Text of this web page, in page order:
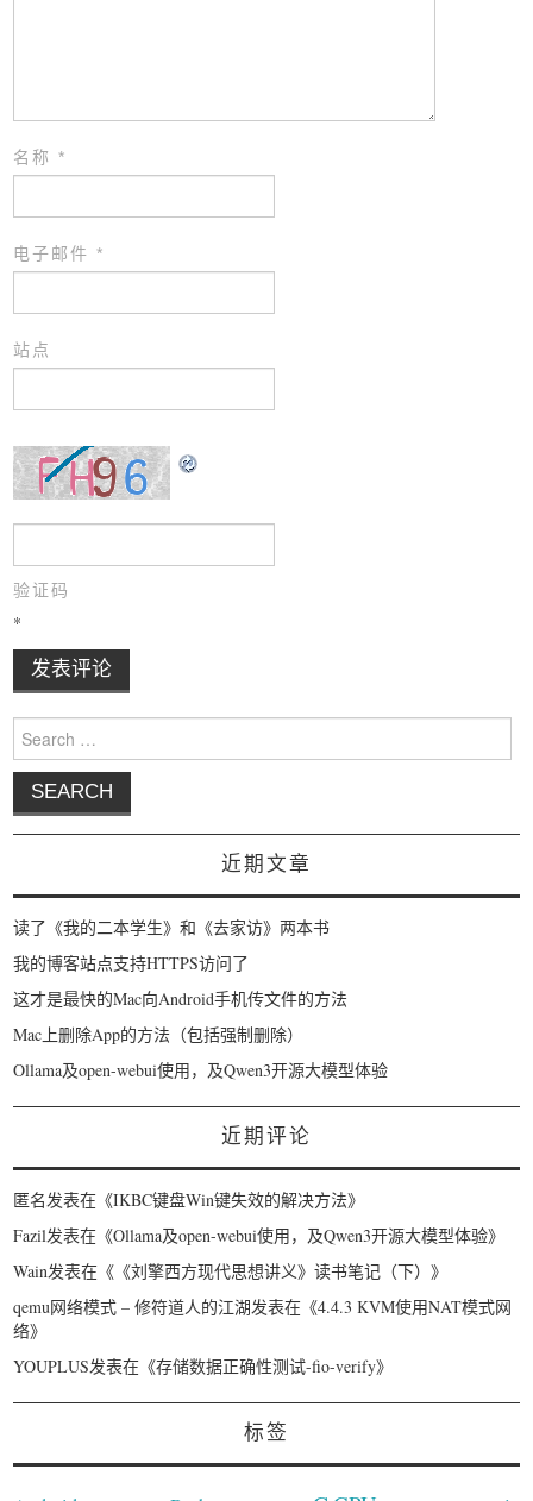
名称*
电子邮件*
站点
验证码
*
Search for:
近期文章
读了《我的二本学生》和《去家访》两本书
我的博客站点支持HTTPS访问了
这才是最快的Mac向Android手机传文件的方法
Mac上删除App的方法（包括强制删除）
Ollama及open-webui使用，及Qwen3开源大模型体验
近期评论
匿名发表在《IKBC键盘Win键失效的解决方法》
Fazil发表在《Ollama及open-webui使用，及Qwen3开源大模型体验》
Wain发表在《 《刘擎西方现代思想讲义》读书笔记（下）》
qemu网络模式 – 修符道人的江湖发表在《4.4.3 KVM使用NAT模式网
络》
YOUPLUS发表在《存储数据正确性测试-fio-verify》
标签